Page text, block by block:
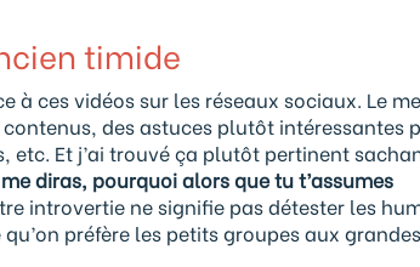
timide
à ces vidéos sur les réseaux sociaux. Le
des astuces plutôt intéressantes
etc. Et j’ai trouvé ça plutôt pertinent
diras, pourquoi alors que tu t’assumes
introvertie ne signifie pas détester les
préfère les petits groupes aux